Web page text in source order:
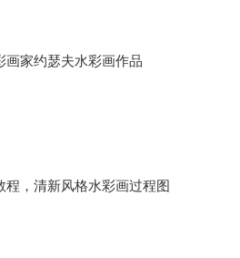
画家约瑟夫水彩画作品
程，清新风格水彩画过程图